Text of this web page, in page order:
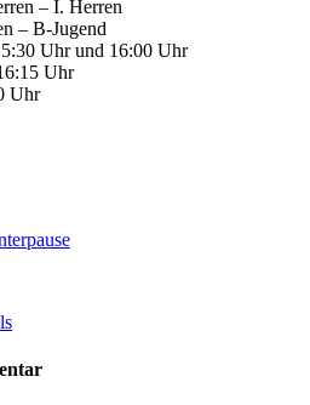
– I. Herren
– B-Jugend
Uhr und 16:00 Uhr
Uhr
Uhr